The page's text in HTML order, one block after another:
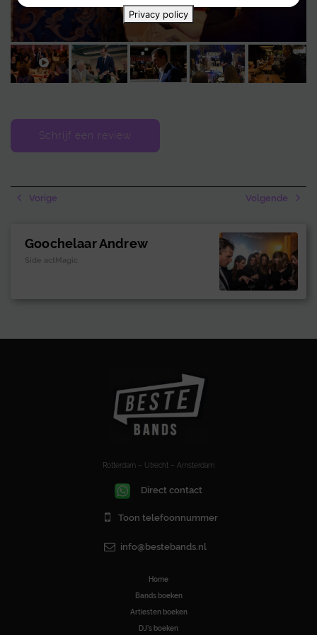
Schrijf een review
Vorige Volgende
Goochelaar Andrew
Side actMagic
Rotterdam – Utrecht – Amsterdam
Direct contact
Toon telefoonnummer
info@bestebands.nl
Home
Bands boeken
Artiesten boeken
DJ’s boeken
Privacy policy